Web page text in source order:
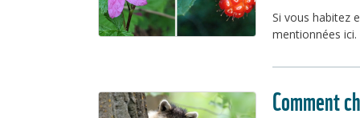
Si vous habitez
mentionnées ici.
Comment